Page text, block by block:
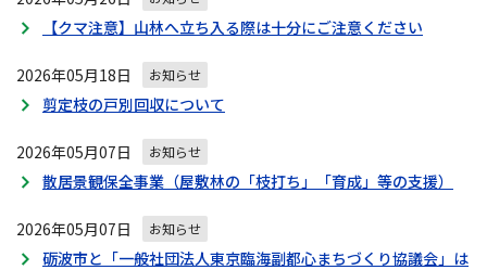
【クマ注意】山林へ立ち入る際は十分にご注意ください
2026年05月18日 お知らせ
剪定枝の戸別回収について
2026年05月07日 お知らせ
散居景観保全事業（屋敷林の「枝打ち」「育成」等の支援）
2026年05月07日 お知らせ
砺波市と「一般社団法人東京臨海副都心まちづくり協議会」は